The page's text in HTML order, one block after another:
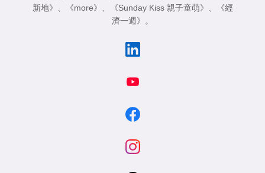
新地》
《more》 《Sunday Kiss 親子童萌》
《經
濟一週》
。